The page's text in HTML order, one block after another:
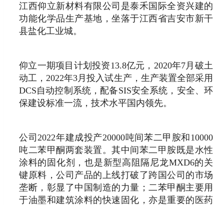
江西仰立新材料有限公司是泰禾国际全资兴建的
功能化学品生产基地，坐落于江西省吉安市新干
县盐化工业城。
仰立一期项目计划投资13.8亿元，2020年7月破土
动工，2022年3月投入试生产，生产装置全部采用
DCS自动控制系统，配备SIS安全系统，安全、环
保建设标准一流，技术水平国内领先。
公司2022年建成投产20000吨间苯二甲胺和10000
吨二苯甲酮两套装置。其中间苯二甲胺既是水性
涂料的固化剂，也是新型高阻隔尼龙MXD6的关
键原料，公司产品的上线打破了跨国公司的市场
垄断，彰显了中国制造的力量；二苯甲酮主要用
于油墨和建筑涂料的快速固化，亦是重要的医药